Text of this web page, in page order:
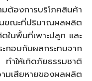
ต้องการบริโภคสินค้า
นขณะที่ปริมาณผลผลิต
ในพื้นที่เพาะปลูก และ
อบกับผลกระทบจาก
ำให้เกิดภัยธรรมชาติ
เสียหายของผลผลิต